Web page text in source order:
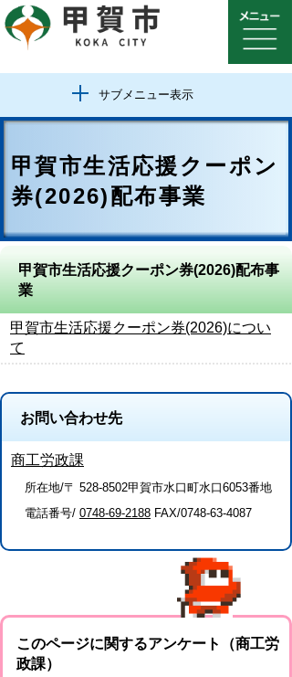
サブメニュー表示
甲賀市生活応援クーポン
券(2026)配布事業
甲賀市生活応援クーポン券(2026)配布事
業
甲賀市生活応援クーポン券(2026)につい
て
お問い合わせ先
商工労政課
所在地/〒 528-8502甲賀市水口町水口6053番地
電話番号/ 0748-69-2188 FAX/0748-63-4087
このページに関するアンケート（商工労
政課）